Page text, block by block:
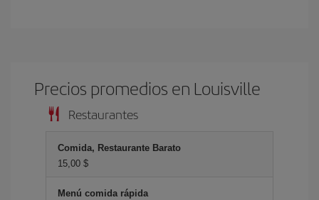
Precios promedios en Louisville
Restaurantes
Comida, Restaurante Barato
15,00 $
Menú comida rápida